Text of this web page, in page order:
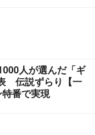
人が選んだ「ギ
伝説ずらり【一
番で実現